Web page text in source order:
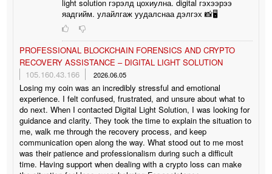
light solution гэрэлд цохиулна. digital гэхээрээ
яадгийм. улайлгаж уудалснаа дэлгэх 📸🖥
PROFESSIONAL BLOCKCHAIN FORENSICS AND CRYPTO
RECOVERY ASSISTANCE – DIGITAL LIGHT SOLUTION
105.160.43.166
2026.06.05
Losing my coin was an incredibly stressful and emotional
experience. I felt confused, frustrated, and unsure about what to
do next. When I contacted Digital Light Solution, I was looking for
guidance and clarity. They took the time to explain the situation to
me, walk me through the recovery process, and keep
communication open along the way. What stood out to me most
was their patience and professionalism during such a difficult
time. Having support when dealing with a crypto loss can make